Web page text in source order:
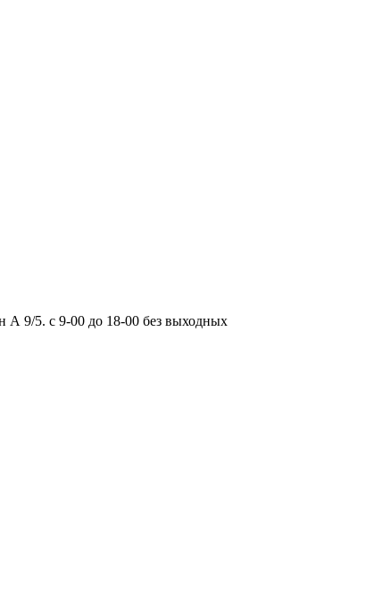
9/5. с 9-00 до 18-00 без выходных